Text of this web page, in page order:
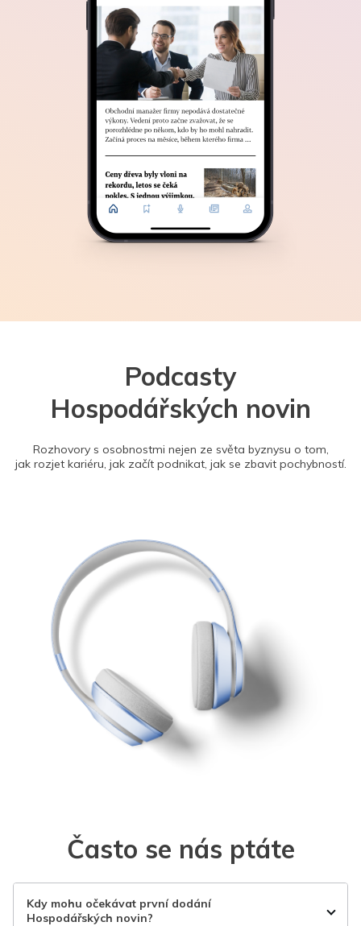
Podcasty
Hospodářských novin
Rozhovory s osobnostmi nejen ze světa byznysu o tom,
jak rozjet kariéru, jak začít podnikat, jak se zbavit pochybností.
Často se nás ptáte
Kdy mohu očekávat první dodání
Hospodářských novin?